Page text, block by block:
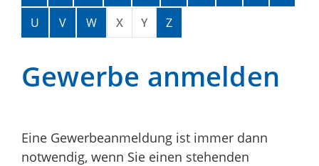
U
V W X Y Z
Gewerbe anmelden
Eine Gewerbeanmeldung ist immer dann
notwendig, wenn Sie einen stehenden